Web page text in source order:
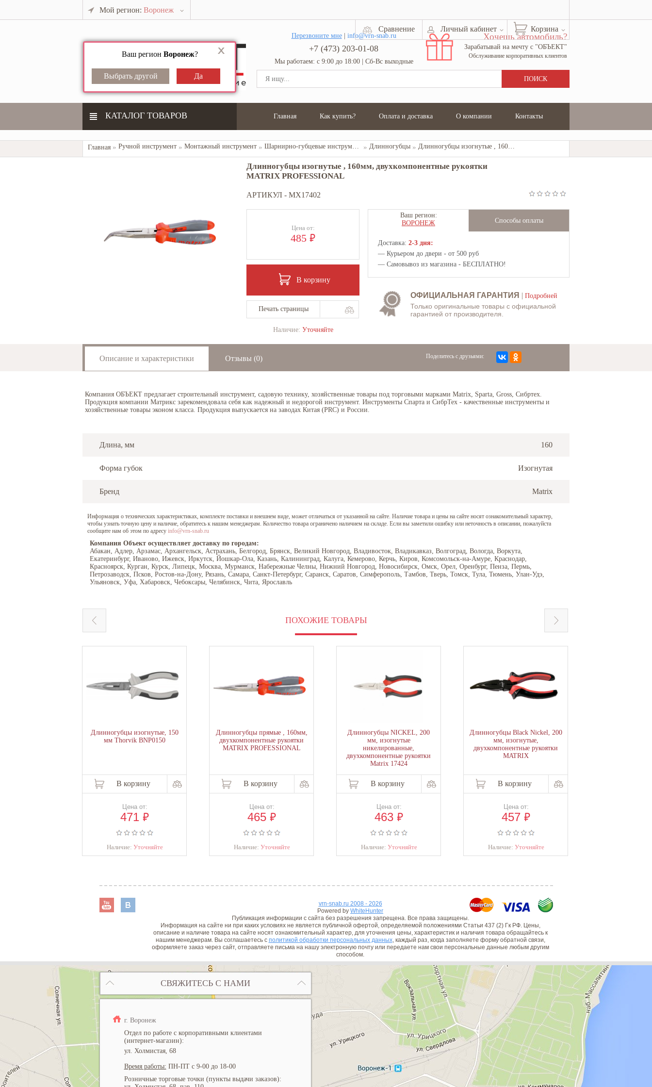
Мой регион: Воронеж
Ваш регион Воронеж?
Корзина
Личный кабинет
Сравнение
Перезвоните мне| info@vrn-snab.ru
+7 (473) 203-01-08
Мы работаем: с 9:00 до 18:00 | Сб-Вс выходные
Хочешь автомобиль?
Зарабатывай на мечту с "ОБЪЕКТ"
Обслуживание корпоративных клиентов
КАТАЛОГ ТОВАРОВ Главная Как купить? Оплата и доставка О компании Контакты
Главная Ручной инструмент Монтажный инструмент Шарнирно-губцевые инструменты Длинногубцы Длинногубцы изогнутые , 160мм, двухкомпонентные рукоятки MATRIX PROFESSIONAL
Длинногубцы изогнутые , 160мм, двухкомпонентные рукоятки
MATRIX PROFESSIONAL
АРТИКУЛ - MX17402
Цена от:
485 ₽
В корзину
Печать страницы
Наличие: Уточняйте
Ваш регион:
ВОРОНЕЖ
Способы оплаты
Доставка: 2-3 дня:
— Курьером до двери - от 500 руб
— Самовывоз из магазина - БЕСПЛАТНО!
ОФИЦИАЛЬНАЯ ГАРАНТИЯ | Подробней
Только оригинальные товары с официальной
гарантией от производителя.
Описание и характеристики Отзывы (0) Поделитесь с друзьями:
Компания ОБЪЕКТ предлагает строительный инструмент, садовую технику, хозяйственные товары под торговыми марками Matrix, Sparta, Gross, Сибртех.
Продукция компании Матрикс зарекомендовала себя как надежный и недорогой инструмент. Инструменты Спарта и СибрТех - качественные инструменты и
хозяйственные товары эконом класса. Продукция выпускается на заводах Китая (PRC) и России.
Длина, мм 160
Форма губок Изогнутая
Бренд Matrix
Информация о технических характеристиках, комплекте поставки и внешнем виде, может отличаться от указанной на сайте. Наличие товара и цены на сайте носят ознакомительный характер,
чтобы узнать точную цену и наличие, обратитесь к нашим менеджерам. Количество товара ограничено наличием на складе. Если вы заметили ошибку или неточность в описании, пожалуйста
сообщите нам об этом по адресу info@vrn-snab.ru
Компания Объект осуществляет доставку по городам:
Абакан, Адлер, Арзамас, Архангельск, Астрахань, Белгород, Брянск, Великий Новгород, Владивосток, Владикавказ, Волгоград, Вологда, Воркута,
Екатеринбург, Иваново, Ижевск, Иркутск, Йошкар-Ола, Казань, Калининград, Калуга, Кемерово, Керчь, Киров, Комсомольск-на-Амуре, Краснодар,
Красноярск, Курган, Курск, Липецк, Москва, Мурманск, Набережные Челны, Нижний Новгород, Новосибирск, Омск, Орел, Оренбург, Пенза, Пермь,
Петрозаводск, Псков, Ростов-на-Дону, Рязань, Самара, Санкт-Петербург, Саранск, Саратов, Симферополь, Тамбов, Тверь, Томск, Тула, Тюмень, Улан-Удэ,
Ульяновск, Уфа, Хабаровск, Чебоксары, Челябинск, Чита, Ярославль
ПОХОЖИЕ ТОВАРЫ
Длинногубцы изогнутые, 150
мм Thorvik BNP0150
В корзину
Цена от:
471 ₽
Наличие: Уточняйте
Длинногубцы прямые , 160мм,
двухкомпонентные рукоятки
MATRIX PROFESSIONAL
В корзину
Цена от:
465 ₽
Наличие: Уточняйте
Длинногубцы NICKEL, 200
мм, изогнутые
никелированные,
двухкомпонентные рукоятки
Matrix 17424
В корзину
Цена от:
463 ₽
Наличие: Уточняйте
Длинногубцы Black Nickel, 200
мм, изогнутые,
двухкомпонентные рукоятки
MATRIX
В корзину
Цена от:
457 ₽
Наличие: Уточняйте
vrn-snab.ru 2008 - 2026
Powered by WhiteHunter
Публикация информации с сайта без разрешения запрещена. Все права защищены.
Информация на сайте ни при каких условиях не является публичной офертой, определяемой положениями Статьи 437 (2) Гк РФ. Цены,
описание и наличие товара на сайте носят ознакомительный характер, для уточнения цены, характеристик и наличия товара обращайтесь к
нашим менеджерам. Вы соглашаетесь с политикой обработки персональных данных, каждый раз, когда заполняете форму обратной связи,
оформляете заказ через сайт, отправляете письма на нашу электронную почту или передаете нам свои персональные данные любым другим
способом.
СВЯЖИТЕСЬ С НАМИ
г. Воронеж
Отдел по работе с корпоративными клиентами
(интернет-магазин):
ул. Холмистая, 68
Время работы: ПН-ПТ с 9-00 до 18-00
Розничные торговые точки (пункты выдачи заказов):